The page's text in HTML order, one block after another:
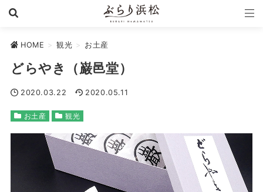
HOME > 観光 > お土産
どらやき（巌邑堂）
2020.03.22 2020.05.11
お土産 観光